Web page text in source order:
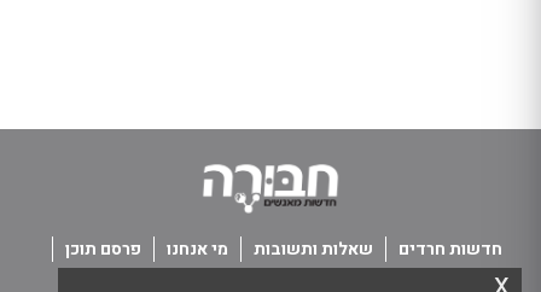
חדשות חרדים שאלות ותשובות מי אנחנו
פרסם תוכן